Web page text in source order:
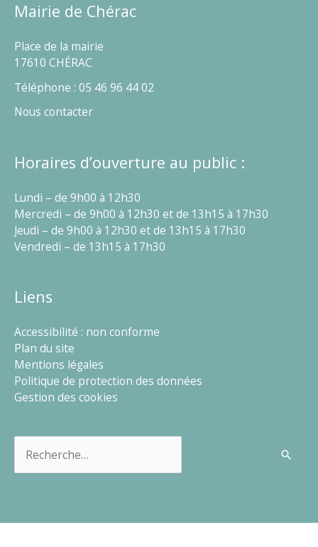
Mairie de Chérac
Place de la mairie
17610 CHÉRAC
Téléphone : 05 46 96 44 02
Nous contacter
Horaires d’ouverture au public :
Lundi – de 9h00 à 12h30
Mercredi – de 9h00 à 12h30 et de 13h15 à 17h30
Jeudi – de 9h00 à 12h30 et de 13h15 à 17h30
Vendredi – de 13h15 à 17h30
Liens
Accessibilité : non conforme
Plan du site
Mentions légales
Politique de protection des données
Gestion des cookies